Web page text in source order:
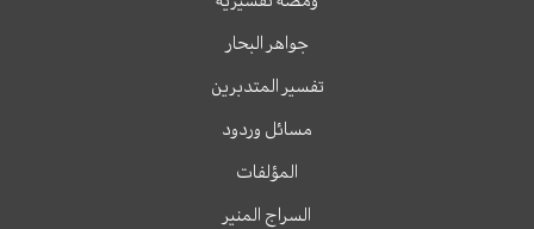
جواهر البحار
تفسير المتدبرين
مسائل وردود
المؤلفات
السراج المنير